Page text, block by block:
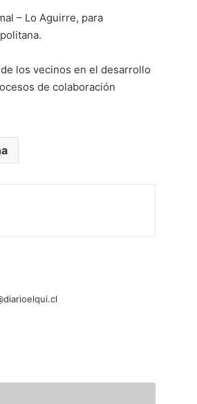
– Lo Aguirre, para
los vecinos en el desarrollo
de colaboración